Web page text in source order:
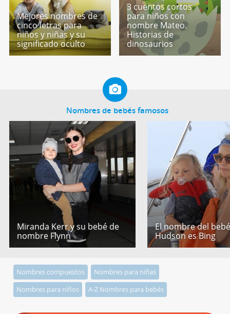
Mejores nombres de
cinco letras para
niños y niñas y su
significado oculto
3 cuentos cortos
para niños con
nombre Mateo.
Historias de
dinosaurios
Nombres de bebés famosos
Miranda Kerr y su bebé de
nombre Flynn
El nombre del
Hudson es Bing
Nombres compuestos
Nombres para niñas
Nombres para niños
A-Z Nombres para bebés